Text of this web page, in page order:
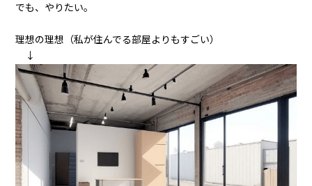
でも、やりたい。
理想の理想（私が住んでる部屋よりもすごい）
↓